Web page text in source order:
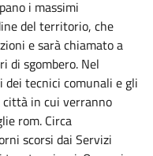
i massimi
del territorio, che
e sarà chiamato a
di sgombero. Nel
tecnici comunali e gli
in cui verranno
rom. Circa
scorsi dai Servizi